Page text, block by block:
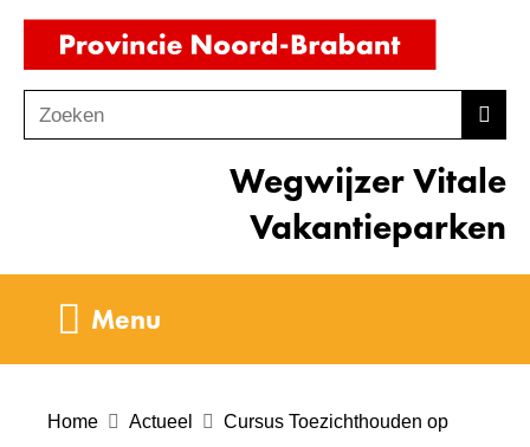
Ga
de
inhoud
o
n
Zoeken
Wegwijzer Vitale
Vakantieparken
Menu
Home Actueel Cursus Toezichthouden op